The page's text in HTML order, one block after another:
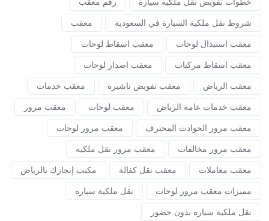
شروط نقل ملكية السيارة في السعودية
معقب
معقب استبدال لوحات
معقب اسقاط لوحات
معقب اسقاط مركبات
معقب اصدار لوحات
معقب الرياض
معقب تفويض تاشيرة
معقب خدمات
معقب خدمات عامه الرياض
معقب لوحات
معقب مرور
معقب مرور الحوادث المحترف
معقب مرور لوحات
معقب مرور مخالفات
معقب مرور نقل ملكيه
معقب معاملات
معقب نقل كفالة
مكتب إنجازك بالرياض
مميزات معقب مرور لوحات
نقل ملكية سياره
نقل ملكية سياره بدون حضور